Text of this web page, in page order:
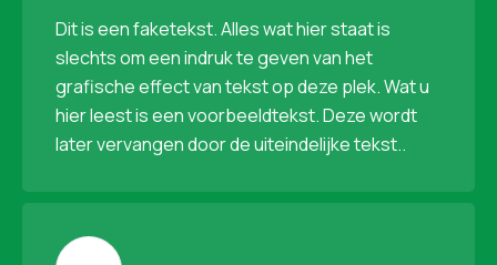
Dit is een faketekst. Alles wat hier staat is
slechts om een indruk te geven van het
grafische effect van tekst op deze plek. Wat u
hier leest is een voorbeeldtekst. Deze wordt
later vervangen door de uiteindelijke tekst..